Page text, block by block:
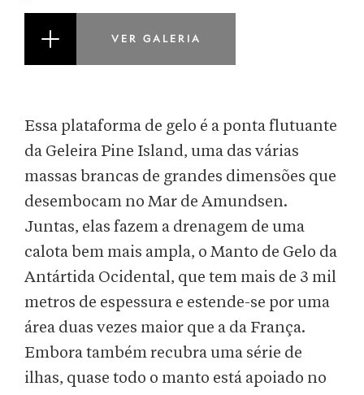
VER GALERIA
Essa plataforma de gelo é a ponta flutuante
da Geleira Pine Island, uma das várias
massas brancas de grandes dimensões que
desembocam no Mar de Amundsen.
Juntas, elas fazem a drenagem de uma
calota bem mais ampla, o Manto de Gelo da
Antártida Ocidental, que tem mais de 3 mil
metros de espessura e estende-se por uma
área duas vezes maior que a da França.
Embora também recubra uma série de
ilhas, quase todo o manto está apoiado no